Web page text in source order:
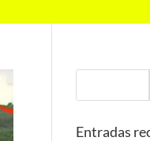
Entradas